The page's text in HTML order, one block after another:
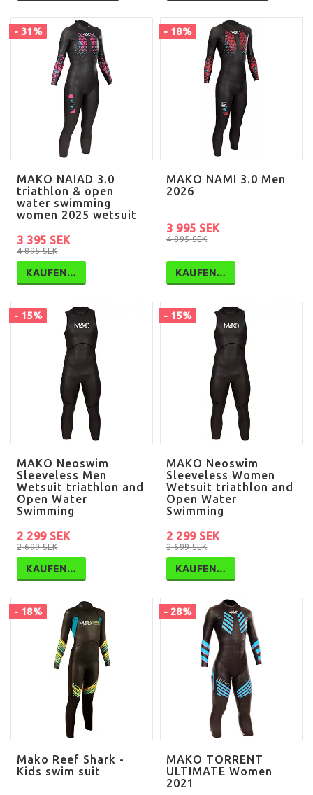
- 31%
MAKO NAIAD 3.0
triathlon & open
water swimming
women 2025 wetsuit
4 895 SEK
3 395 SEK
KAUFEN…
- 18%
MAKO NAMI 3.0 Men
2026
4 895 SEK
3 995 SEK
KAUFEN…
- 15%
MAKO Neoswim
Sleeveless Men
Wetsuit triathlon and
Open Water
Swimming
2 699 SEK
2 299 SEK
KAUFEN…
- 15%
MAKO Neoswim
Sleeveless Women
Wetsuit triathlon and
Open Water
Swimming
2 699 SEK
2 299 SEK
KAUFEN…
- 18%
Mako Reef Shark -
Kids swim suit
- 28%
MAKO TORRENT
ULTIMATE Women
2021